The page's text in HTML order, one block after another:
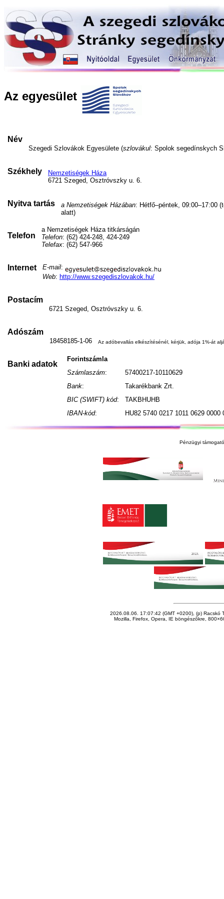
Az egyesület
Név
Szegedi Szlovákok Egyesülete (szlovákul: Spolok segedínskych
Székhely
Nemzetiségek Háza
6721 Szeged, Osztróvszky u. 6.
Nyitva tartás a Nemzetiségek Házában: Hétfő–péntek, 09:00–17:00
alatt)
Telefon
a Nemzetiségek Háza titkárságán
Telefon: (62) 424-248, 424-249
Telefax: (62) 547-966
Internet E-mail:
Web: http://www.szegediszlovakok.hu/
Postacím
6721 Szeged, Osztróvszky u. 6.
Adószám
18458185-1-06 Az adóbevallás elkészítésénél, kérjük, adója 1%-át
Banki adatok
Forintszámla
Számlaszám:
57400217-10110629
Bank:
Takarékbank Zrt.
BIC (SWIFT) kód:
TAKBHUHB
IBAN-kód: HU82 5740 0217 1011 0629 0000
Pénzügyi
2026.08.06. 17:07:42 (GMT +0200), (p) Racskó
Mozilla, Firefox, Opera, IE böngészőkre,